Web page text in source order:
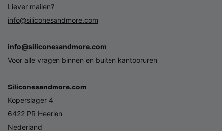
Liever mailen?
info@siliconesandmore.com
info@siliconesandmore.com
Voor alle vragen binnen en buiten kantooruren
Siliconesandmore.com
Koperslager 4
6422 PR Heerlen
Nederland